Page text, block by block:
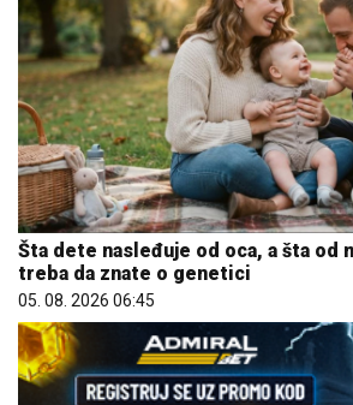
Šta dete nasleđuje od oca, a šta od
treba da znate o genetici
05. 08. 2026 06:45